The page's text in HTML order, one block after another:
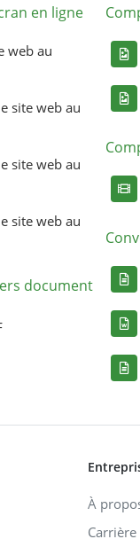
en ligne
web au
site web au
site web au
site web au
document
À
Carrière